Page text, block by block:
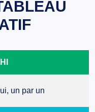
un par un